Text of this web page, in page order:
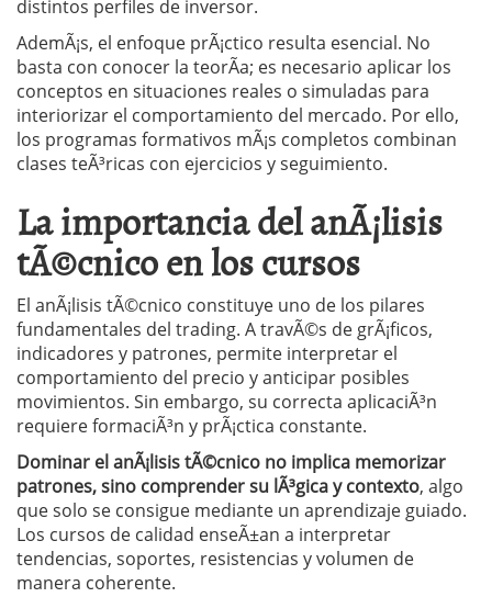
distintos perfiles de inversor.
AdemÃ¡s, el enfoque prÃ¡ctico resulta esencial. No
basta con conocer la teorÃ­a; es necesario aplicar los
conceptos en situaciones reales o simuladas para
interiorizar el comportamiento del mercado. Por ello,
los programas formativos mÃ¡s completos combinan
clases teÃ³ricas con ejercicios y seguimiento.
La importancia del anÃ¡lisis
tÃ©cnico en los cursos
El anÃ¡lisis tÃ©cnico constituye uno de los pilares
fundamentales del trading. A travÃ©s de grÃ¡ficos,
indicadores y patrones, permite interpretar el
comportamiento del precio y anticipar posibles
movimientos. Sin embargo, su correcta aplicaciÃ³n
requiere formaciÃ³n y prÃ¡ctica constante.
Dominar el anÃ¡lisis tÃ©cnico no implica memorizar
patrones, sino comprender su lÃ³gica y contexto, algo
que solo se consigue mediante un aprendizaje guiado.
Los cursos de calidad enseÃ±an a interpretar
tendencias, soportes, resistencias y volumen de
manera coherente.